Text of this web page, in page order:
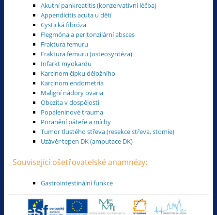
Akutní pankreatitis (konzervativní léčba)
Appendicitis acuta u dětí
Cystická fibróza
Flegmóna a peritonzilární absces
Fraktura femuru
Fraktura femuru (osteosyntéza)
Infarkt myokardu
Karcinom čípku děložního
Karcinom endometria
Maligní nádory ovaria
Obezita v dospělosti
Popáleninové trauma
Poranění páteře a míchy
Tumor tlustého střeva (resekce střeva, stomie)
Uzávěr tepen DK (amputace DK)
Související ošetřovatelské anamnézy:
Gastrointestinální funkce